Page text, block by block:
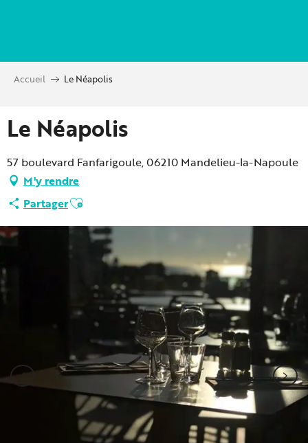
principal
Accueil Le Néapolis
Le Néapolis
57 boulevard Fanfarigoule, 06210 Mandelieu-la-Napoule
M'y rendre
PartagerAjouter aux favoris